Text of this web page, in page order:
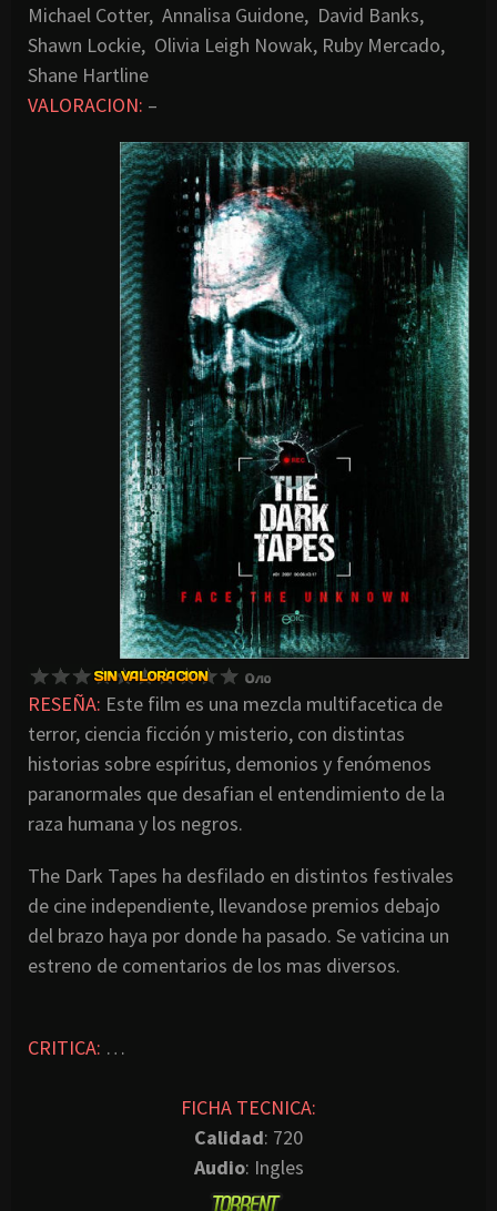
Michael Cotter, Annalisa Guidone, David Banks,
Shawn Lockie, Olivia Leigh Nowak, Ruby Mercado,
Shane Hartline
VALORACION: –
RESEÑA: Este film es una mezcla multifacetica de
terror, ciencia ficción y misterio, con distintas
historias sobre espíritus, demonios y fenómenos
paranormales que desafian el entendimiento de la
raza humana y los negros.
The Dark Tapes ha desfilado en distintos festivales
de cine independiente, llevandose premios debajo
del brazo haya por donde ha pasado. Se vaticina un
estreno de comentarios de los mas diversos.
CRITICA: …
FICHA TECNICA:
Calidad: 720
Audio: Ingles